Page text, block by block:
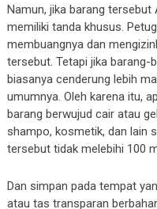
Namun, jika barang tersebut
memiliki tanda khusus.
membuangnya dan
tersebut. Tetapi jika barang-
biasanya cenderung lebih
umumnya. Oleh karena itu,
barang berwujud cair atau
shampo, kosmetik, dan lain
tersebut tidak melebihi 100
Dan simpan pada tempat
atau tas transparan